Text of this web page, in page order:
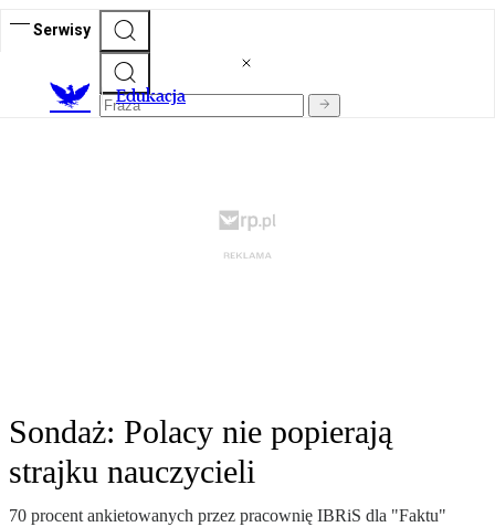
Serwisy
Edukacja
Sondaż: Polacy nie popierają
strajku nauczycieli
70 procent ankietowanych przez pracownię IBRiS dla "Faktu"